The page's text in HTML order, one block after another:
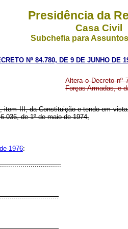
Presidência da
Casa Civil
Subchefia para
Nº 84.780, DE 9 DE JUNHO DE
Altera o Decreto nº
Forças Armadas, e
III, da Constituição e tendo em
de 1º de maio de 1974,
1976: